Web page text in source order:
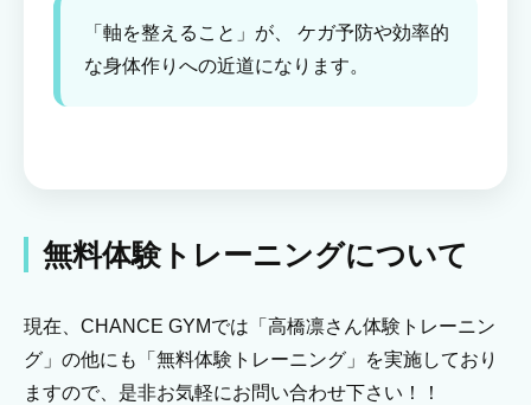
「軸を整えること」が、 ケガ予防や効率的
な身体作りへの近道になります。
無料体験トレーニングについて
現在、CHANCE GYMでは「高橋凛さん体験トレーニン
グ」の他にも「無料体験トレーニング」を実施しており
ますので、是非お気軽にお問い合わせ下さい！！